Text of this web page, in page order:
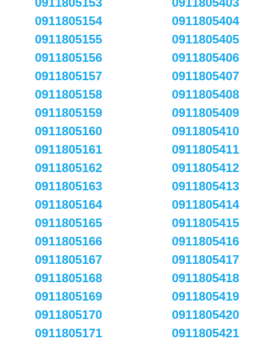
0911805154
0911805155
0911805156
0911805157
0911805158
0911805159
0911805160
0911805161
0911805162
0911805163
0911805164
0911805165
0911805166
0911805167
0911805168
0911805169
0911805170
0911805171
0911805404
0911805405
0911805406
0911805407
0911805408
0911805409
0911805410
0911805411
0911805412
0911805413
0911805414
0911805415
0911805416
0911805417
0911805418
0911805419
0911805420
0911805421